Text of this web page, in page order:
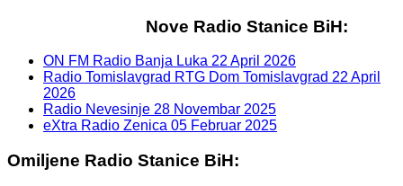
Nove Radio Stanice BiH:
ON FM Radio Banja Luka 22 April 2026
Radio Tomislavgrad RTG Dom Tomislavgrad 22 April
2026
Radio Nevesinje 28 Novembar 2025
eXtra Radio Zenica 05 Februar 2025
Omiljene Radio Stanice BiH: